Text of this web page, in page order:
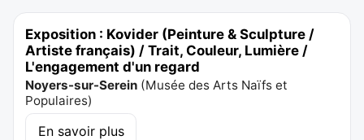
Exposition : Kovider (Peinture & Sculpture /
Artiste français) / Trait, Couleur, Lumière /
L'engagement d'un regard
Noyers-sur-Serein (Musée des Arts Naïfs et
Populaires)
En savoir plus